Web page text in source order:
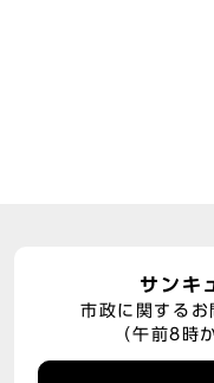
サンキ
市政に関する
（午前8時